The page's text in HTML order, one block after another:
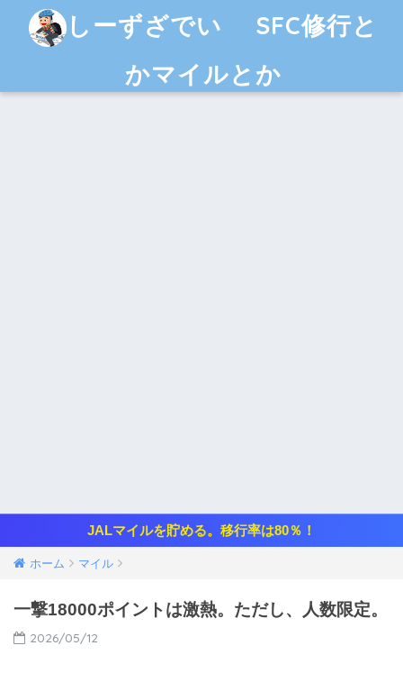
しーずざでい SFC修行と
かマイルとか
JALマイルを貯める。移行率は80％！
ホーム マイル
一撃18000ポイントは激熱。ただし、人数限定。
2026/05/12